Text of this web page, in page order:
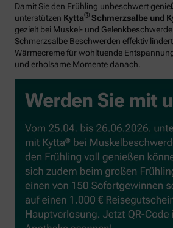
Damit Sie den Frühling unbeschwert
unterstützen Kytta® Schmerzsalbe und
gezielt bei Muskel- und
Schmerzsalbe Beschwerden effektiv
Wärmecreme für wohltuende
und erholsame Momente danach.